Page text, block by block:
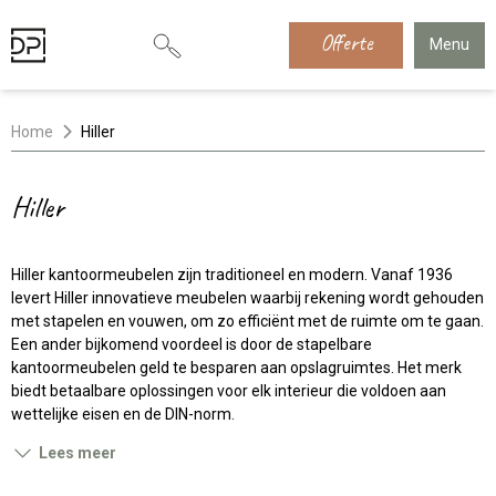
Offerte Menu
Home Hiller
Hiller
Hiller kantoormeubelen zijn traditioneel en modern. Vanaf 1936
levert Hiller innovatieve meubelen waarbij rekening wordt gehouden
met stapelen en vouwen, om zo efficiënt met de ruimte om te gaan.
Een ander bijkomend voordeel is door de stapelbare
kantoormeubelen geld te besparen aan opslagruimtes. Het merk
biedt betaalbare oplossingen voor elk interieur die voldoen aan
wettelijke eisen en de DIN-norm.
Lees meer